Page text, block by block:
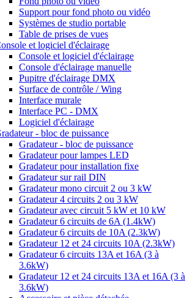
Support pour fond photo ou vidéo
Systèmes de studio portable
Table de prises de vues
et logiciel d'éclairage
Console et logiciel d'éclairage
Console d'éclairage manuelle
Pupitre d'éclairage DMX
Surface de contrôle / Wing
Interface murale
Interface PC - DMX
Logiciel d'éclairage
- bloc de puissance
Gradateur - bloc de puissance
Gradateur pour lampes LED
Gradateur pour installation fixe
Gradateur sur rail DIN
Gradateur mono circuit 2 ou 3 kW
Gradateur 4 circuits 2 ou 3 kW
Gradateur avec circuit 5 kW et 10 kW
Gradateur 6 circuits de 6A (1.4kW)
Gradateur 6 circuits de 10A (2.3kW)
Gradateur 12 et 24 circuits 10A (2.3kW)
Gradateur 6 circuits 13A et 16A (3 à
3.6kW)
Gradateur 12 et 24 circuits 13A et 16A (3 à
3.6kW)